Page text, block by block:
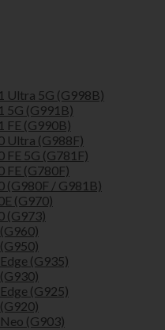
Ultra 5G (G998B)
5G (G991B)
FE (G990B)
Ultra (G988F)
FE 5G (G781F)
FE (G780F)
(G980F / G981B)
(G970)
(G973)
(G935)
(G925)
(G903)